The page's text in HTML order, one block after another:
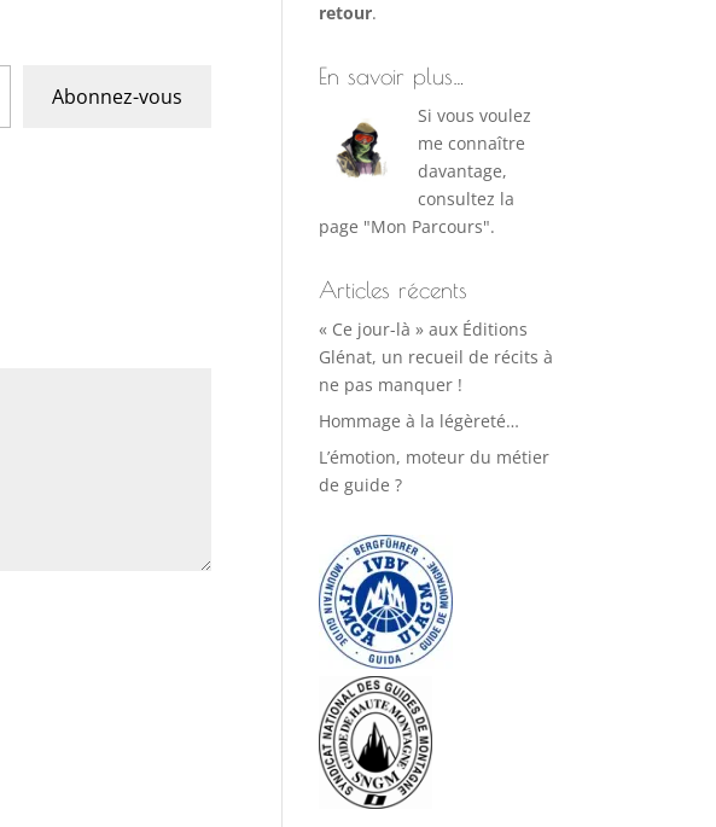
Abonnez-vous
retour.
En savoir plus…
Si vous voulez
me connaître
davantage,
consultez la
page "Mon Parcours".
Articles récents
« Ce jour-là » aux Éditions
Glénat, un recueil de récits à
ne pas manquer !
Hommage à la légèreté…
L’émotion, moteur du métier
de guide ?